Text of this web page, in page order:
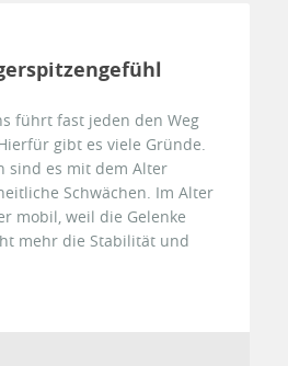
führt fast jeden den Weg
gibt es viele Gründe.
sind es mit dem Alter
Schwächen. Im Alter
mobil, weil die Gelenke
mehr die Stabilität und